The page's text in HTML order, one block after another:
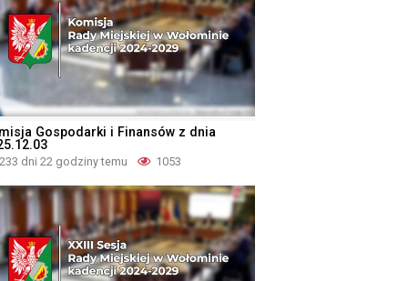
Gospodarki i Finansów z dnia
233 dni 22 godziny temu 1053